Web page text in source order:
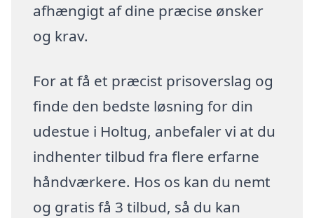
afhængigt af dine præcise ønsker
og krav.
For at få et præcist prisoverslag og
finde den bedste løsning for din
udestue i Holtug, anbefaler vi at du
indhenter tilbud fra flere erfarne
håndværkere. Hos os kan du nemt
og gratis få 3 tilbud, så du kan